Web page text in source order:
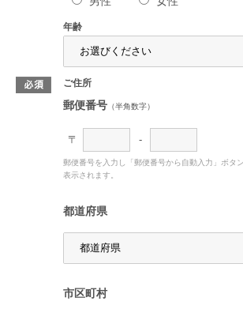
すべてのコンテンツが楽しめる
住まいづくりの基本を学べたり、真似したくなるラ
マイラウンジ
お客さま専用の情報ラウンジ。お近くの住宅展示場
年齢
ご住所
郵便番号 （半角数字）
〒 -
郵便番号を入力し「郵便番号から自動入力」ボタ
表示されます。
都道府県
市区町村